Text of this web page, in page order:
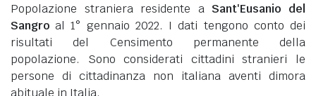
Popolazione straniera residente a Sant'Eusanio del
Sangro al 1° gennaio 2022. I dati tengono conto dei
risultati del Censimento permanente della
popolazione. Sono considerati cittadini stranieri le
persone di cittadinanza non italiana aventi dimora
abituale in Italia.